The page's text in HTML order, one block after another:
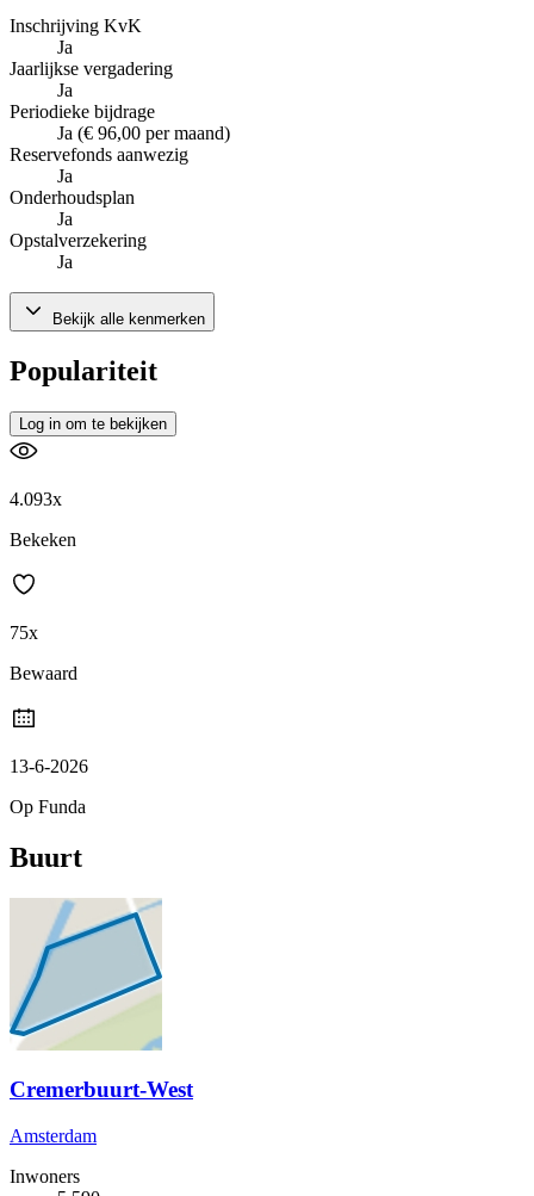
Inschrijving KvK
Ja
Jaarlijkse vergadering
Ja
Periodieke bijdrage
Ja (€ 96,00 per maand)
Reservefonds aanwezig
Ja
Onderhoudsplan
Ja
Opstalverzekering
Ja
Bekijk alle kenmerken
Populariteit
Log in om te bekijken
4.093x
Bekeken
75x
Bewaard
13-6-2026
Op Funda
Buurt
Cremerbuurt-West
Amsterdam
Inwoners